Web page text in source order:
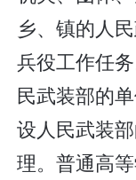
乡、镇的人
兵役工作任
民武装部的
设人民武装
理。普通高